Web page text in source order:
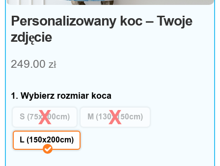
o
r
a
D
o
m
Personalizowany koc – Twoje
zdjęcie
249.00 zł
1. Wybierz rozmiar koca
S (75x100cm) M (130x150cm)
L (150x200cm)